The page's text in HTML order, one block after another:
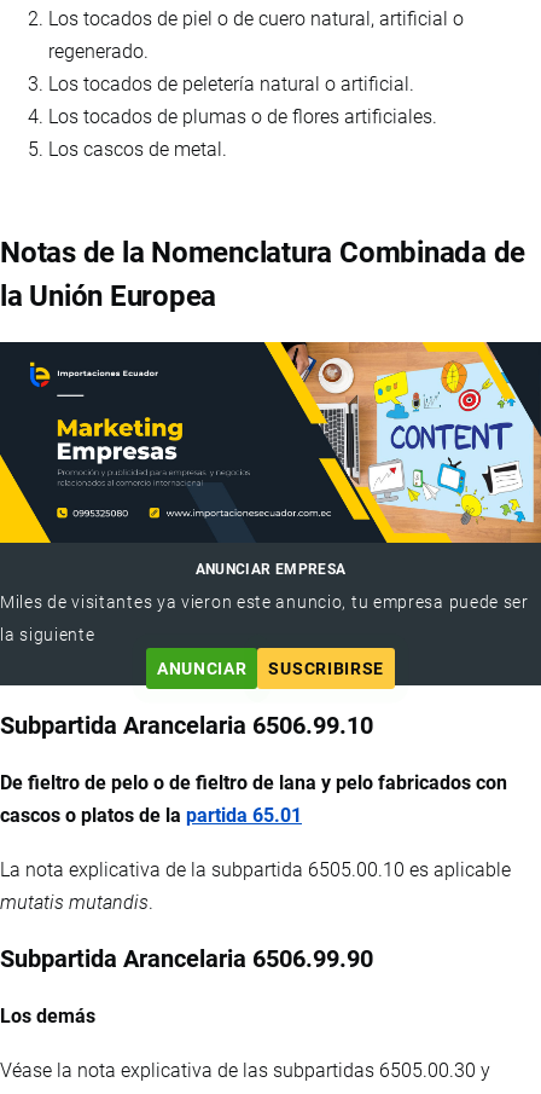
Los tocados de piel o de cuero natural, artificial o
regenerado.
Los tocados de peletería natural o artificial.
Los tocados de plumas o de flores artificiales.
Los cascos de metal.
Notas de la Nomenclatura Combinada de
la Unión Europea
ANUNCIAR EMPRESA
Miles de visitantes ya vieron este anuncio, tu empresa puede ser
la siguiente
ANUNCIAR
SUSCRIBIRSE
Subpartida Arancelaria 6506.99.10
De fieltro de pelo o de fieltro de lana y pelo fabricados con
cascos o platos de la partida 65.01
La nota explicativa de la subpartida 6505.00.10 es aplicable
mutatis mutandis.
Subpartida Arancelaria 6506.99.90
Los demás
Véase la nota explicativa de las subpartidas 6505.00.30 y